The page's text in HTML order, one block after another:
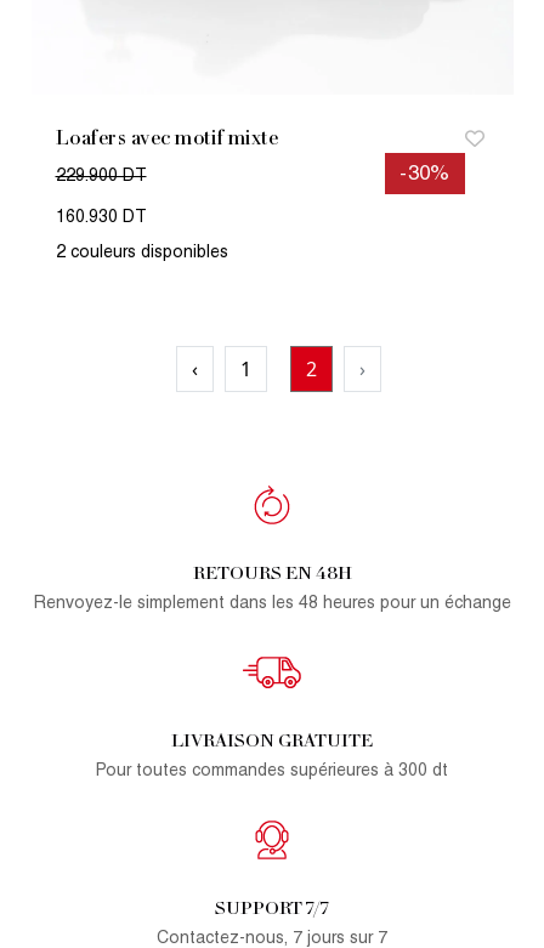
Loafers avec motif mixte
-30%
229.900 DT
160.930 DT
2 couleurs disponibles
‹ 1 2 ›
RETOURS EN 48H
Renvoyez-le simplement dans les 48 heures pour un échange
LIVRAISON GRATUITE
Pour toutes commandes supérieures à 300 dt
SUPPORT 7/7
Contactez-nous, 7 jours sur 7